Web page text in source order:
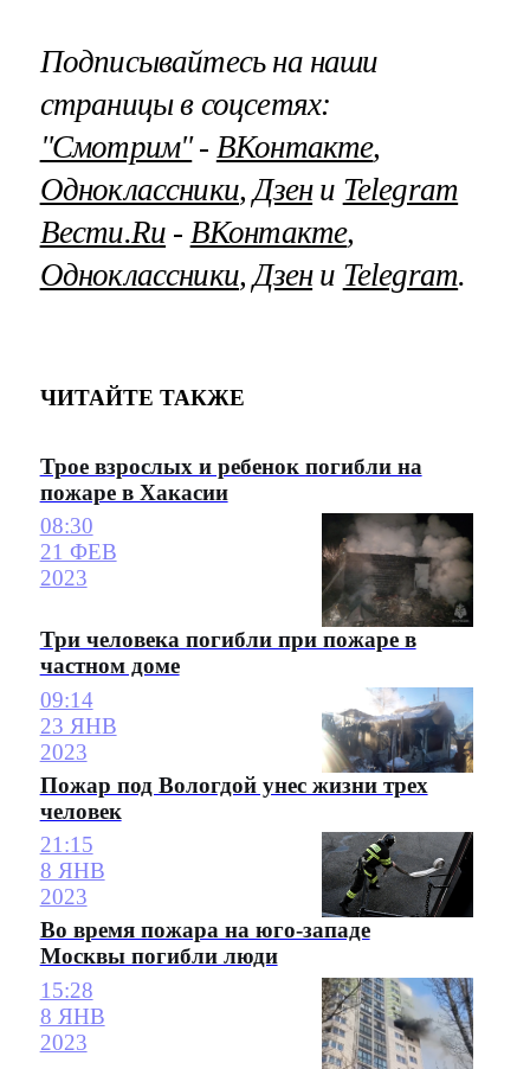
Подписывайтесь на наши
страницы в соцсетях:
"Смотрим"‐ ВКонтакте,
Одноклассники, Дзени Telegram
Вести.Ru ‐ ВКонтакте,
Одноклассники, Дзени Telegram.
ЧИТАЙТЕ ТАКЖЕ
Трое взрослых и ребенок погибли на
пожаре в Хакасии
08:30
21 ФЕВ
2023
Три человека погибли при пожаре в
частном доме
09:14
23 ЯНВ
2023
Пожар под Вологдой унес жизни трех
человек
21:15
8 ЯНВ
2023
Во время пожара на юго-западе
Москвы погибли люди
15:28
8 ЯНВ
2023